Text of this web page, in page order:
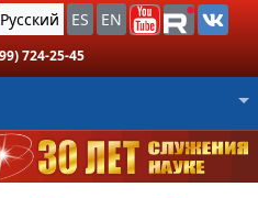
Русский ES EN
724-25-45